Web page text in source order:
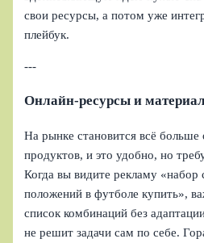
свои ресурсы, а потом уже
плейбук.
---
Онлайн‑ресурсы и
На рынке становится всё больше
продуктов, и это удобно, но
Когда вы видите рекламу «набор
положений в футболе купить»,
список комбинаций без
не решит задачи сам по себе.